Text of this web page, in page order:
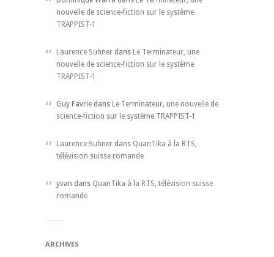
nouvelle de science-fiction sur le système
TRAPPIST-1
Laurence Suhner dans Le Terminateur, une
nouvelle de science-fiction sur le système
TRAPPIST-1
Guy Favrie dans Le Terminateur, une nouvelle de
science-fiction sur le système TRAPPIST-1
Laurence Suhner dans QuanTika à la RTS,
télévision suisse romande
yvan dans QuanTika à la RTS, télévision suisse
romande
ARCHIVES